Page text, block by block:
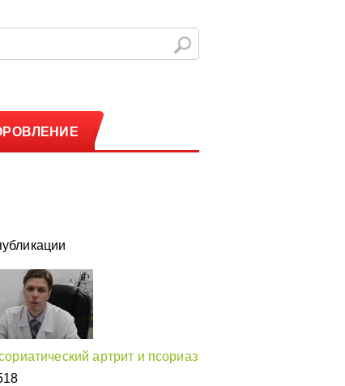
артрит и псориаз